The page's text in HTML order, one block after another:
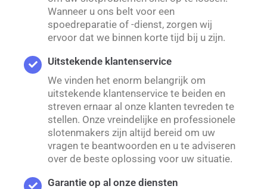
Wanneer u ons belt voor een
spoedreparatie of -dienst, zorgen wij
ervoor dat we binnen korte tijd bij u zijn.
Uitstekende klantenservice
We vinden het enorm belangrijk om
uitstekende klantenservice te beiden en
streven ernaar al onze klanten tevreden te
stellen. Onze vreindelijke en professionele
slotenmakers zijn altijd bereid om uw
vragen te beantwoorden en u te adviseren
over de beste oplossing voor uw situatie.
Garantie op al onze diensten